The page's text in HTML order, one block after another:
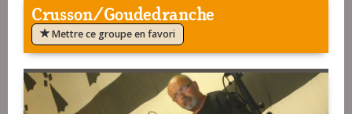
Crusson/Goudedranche
Mettre ce groupe en favori